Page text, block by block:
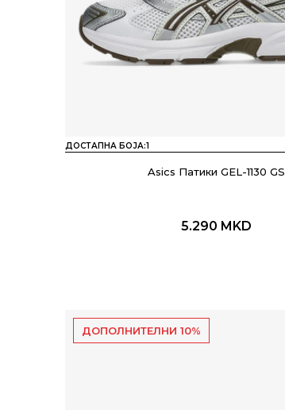
ДОСТАПНА БОЈА:1
Asics Патики GEL-1130 GS
5.290 MKD
ДОПОЛНИТЕЛНИ 10%